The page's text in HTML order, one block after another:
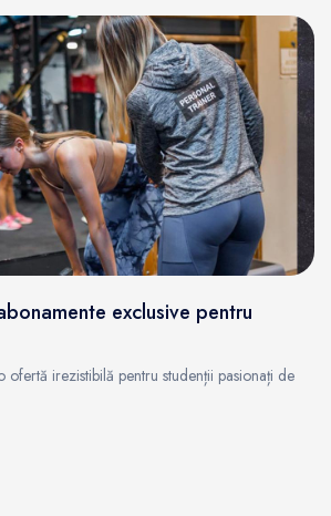
exclusive pentru
ofertă irezistibilă pentru studenții pasionați de